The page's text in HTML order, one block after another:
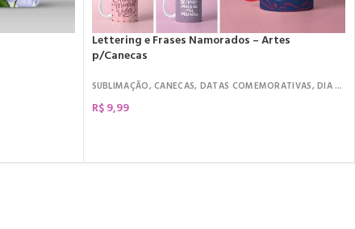
Lettering e Frases Namorados – Artes
p/Canecas
SUBLIMAÇÃO,CANECAS, DATAS COMEMORATIVAS,DIA DOS NAMORADOS
R$9,99